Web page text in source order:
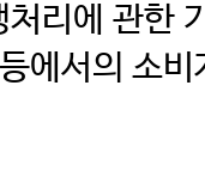
처리에 관한
에서의 소